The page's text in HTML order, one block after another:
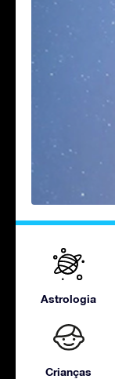
Astrologia
Crianças